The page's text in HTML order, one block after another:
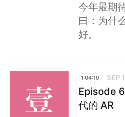
今年最期
曰：为什
好。
1:04:10 SEP
Episode
代的 AR